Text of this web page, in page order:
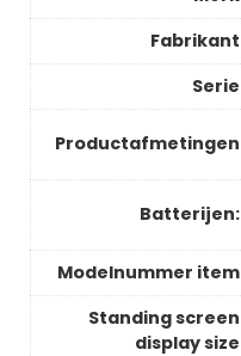
Fabrikant
Serie
Productafmetingen
Batterijen:
Modelnummer item
Standing screen
display size